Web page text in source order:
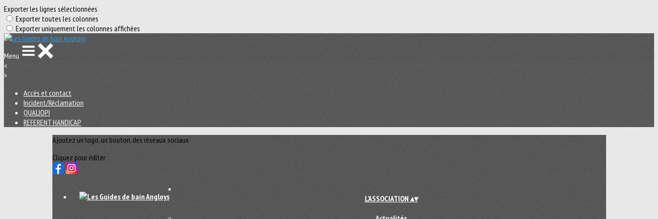
Exporter les lignes sélectionnées
Exporter toutes les colonnes
Exporter uniquement les colonnes affichées
Menu
<
>
Accès et contact
Incident/Réclamation
QUALIOPI
REFERENT HANDICAP
Ajoutez un logo, un bouton, des réseaux sociaux
Cliquez pour éditer
L'ASSOCIATION ▴▾